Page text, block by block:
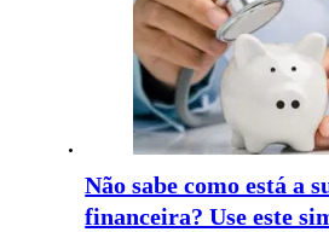
Não sabe como está a
financeira? Use este